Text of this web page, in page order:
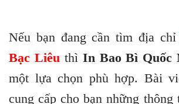
Nếu bạn đang cần tìm địa chỉ
Bạc Liêu thì In Bao Bì
một lựa chọn phù hợp. Bài
cung cấp cho bạn những